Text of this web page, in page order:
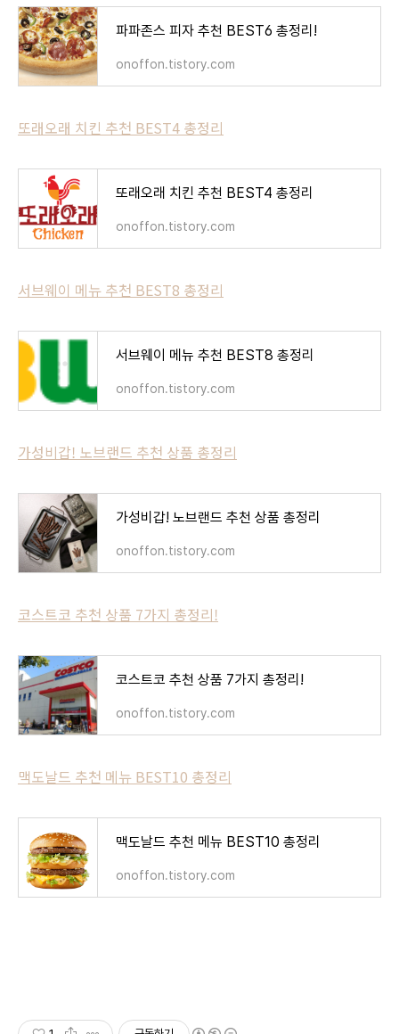
파파존스 피자 추천 BEST6 총정리!
onoffon.tistory.com
또래오래 치킨 추천 BEST4 총정리
또래오래 치킨 추천 BEST4 총정리
onoffon.tistory.com
서브웨이 메뉴 추천 BEST8 총정리
서브웨이 메뉴 추천 BEST8 총정리
onoffon.tistory.com
가성비갑! 노브랜드 추천 상품 총정리
가성비갑! 노브랜드 추천 상품 총정리
onoffon.tistory.com
코스트코 추천 상품 7가지 총정리!
코스트코 추천 상품 7가지 총정리!
onoffon.tistory.com
맥도날드 추천 메뉴 BEST10 총정리
맥도날드 추천 메뉴 BEST10 총정리
onoffon.tistory.com